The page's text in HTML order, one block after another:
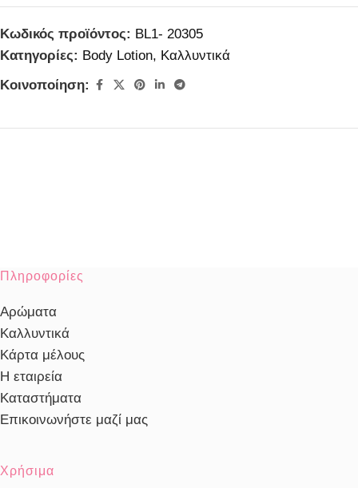
Κωδικός προϊόντος: BL1- 20305
Κατηγορίες: Body Lotion, Καλλυντικά
Κοινοποίηση:
Πληροφορίες
Αρώματα
Καλλυντικά
Κάρτα μέλους
Η εταιρεία
Καταστήματα
Επικοινωνήστε μαζί μας
Χρήσιμα